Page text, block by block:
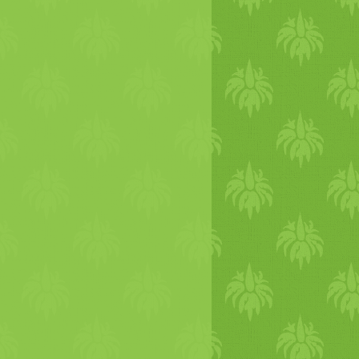
(5 percig), majd egy tálban keverjük
Tegyünk rá néhány kanál tejfölt,